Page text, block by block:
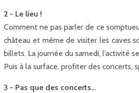
2 - Le lieu !
Comment ne pas parler de ce
château et même de visiter les caves
billets. La journée du samedi, l’activité
Puis à la surface, profiter des concerts,
3 - Pas que des concerts…